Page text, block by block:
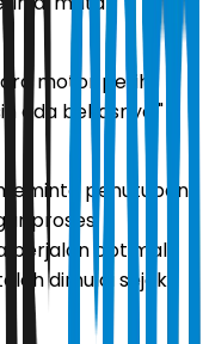
motor perih
ada bekasnya,"
penutupan
proses
berjalan optimal.
dimulai sejak